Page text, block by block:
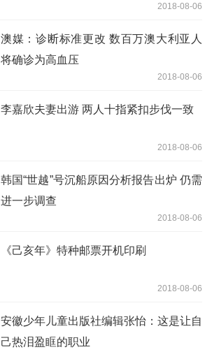
2018-08-06
澳媒：诊断标准更改 数百万澳大利亚人
将确诊为高血压
2018-08-06
李嘉欣夫妻出游 两人十指紧扣步伐一致
2018-08-06
韩国“世越”号沉船原因分析报告出炉 仍需
进一步调查
2018-08-06
《己亥年》特种邮票开机印刷
2018-08-06
安徽少年儿童出版社编辑张怡：这是让自
己热泪盈眶的职业